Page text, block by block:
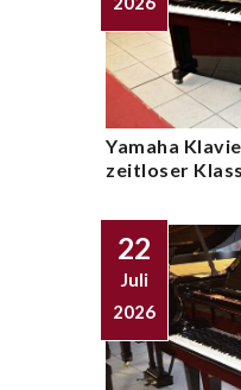
Yamaha
zeitloser
22
Juli
2026